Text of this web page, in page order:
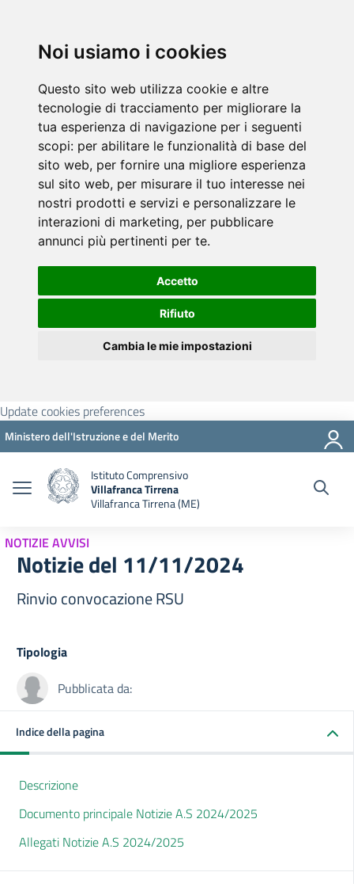
Noi usiamo i cookies
Questo sito web utilizza cookie e altre
tecnologie di tracciamento per migliorare la
tua esperienza di navigazione per i seguenti
scopi: per abilitare le funzionalità di base del
sito web, per fornire una migliore esperienza
sul sito web, per misurare il tuo interesse nei
nostri prodotti e servizi e personalizzare le
interazioni di marketing, per pubblicare
annunci più pertinenti per te.
Accetto
Rifiuto
Cambia le mie impostazioni
Update cookies preferences
Ministero dell'Istruzione e del Merito
Istituto Comprensivo
Villafranca Tirrena
Villafranca Tirrena (ME)
NOTIZIE AVVISI
Notizie del 11/11/2024
Rinvio convocazione RSU
Tipologia
Pubblicata da:
Indice della pagina
Descrizione
Documento principale Notizie A.S 2024/2025
Allegati Notizie A.S 2024/2025